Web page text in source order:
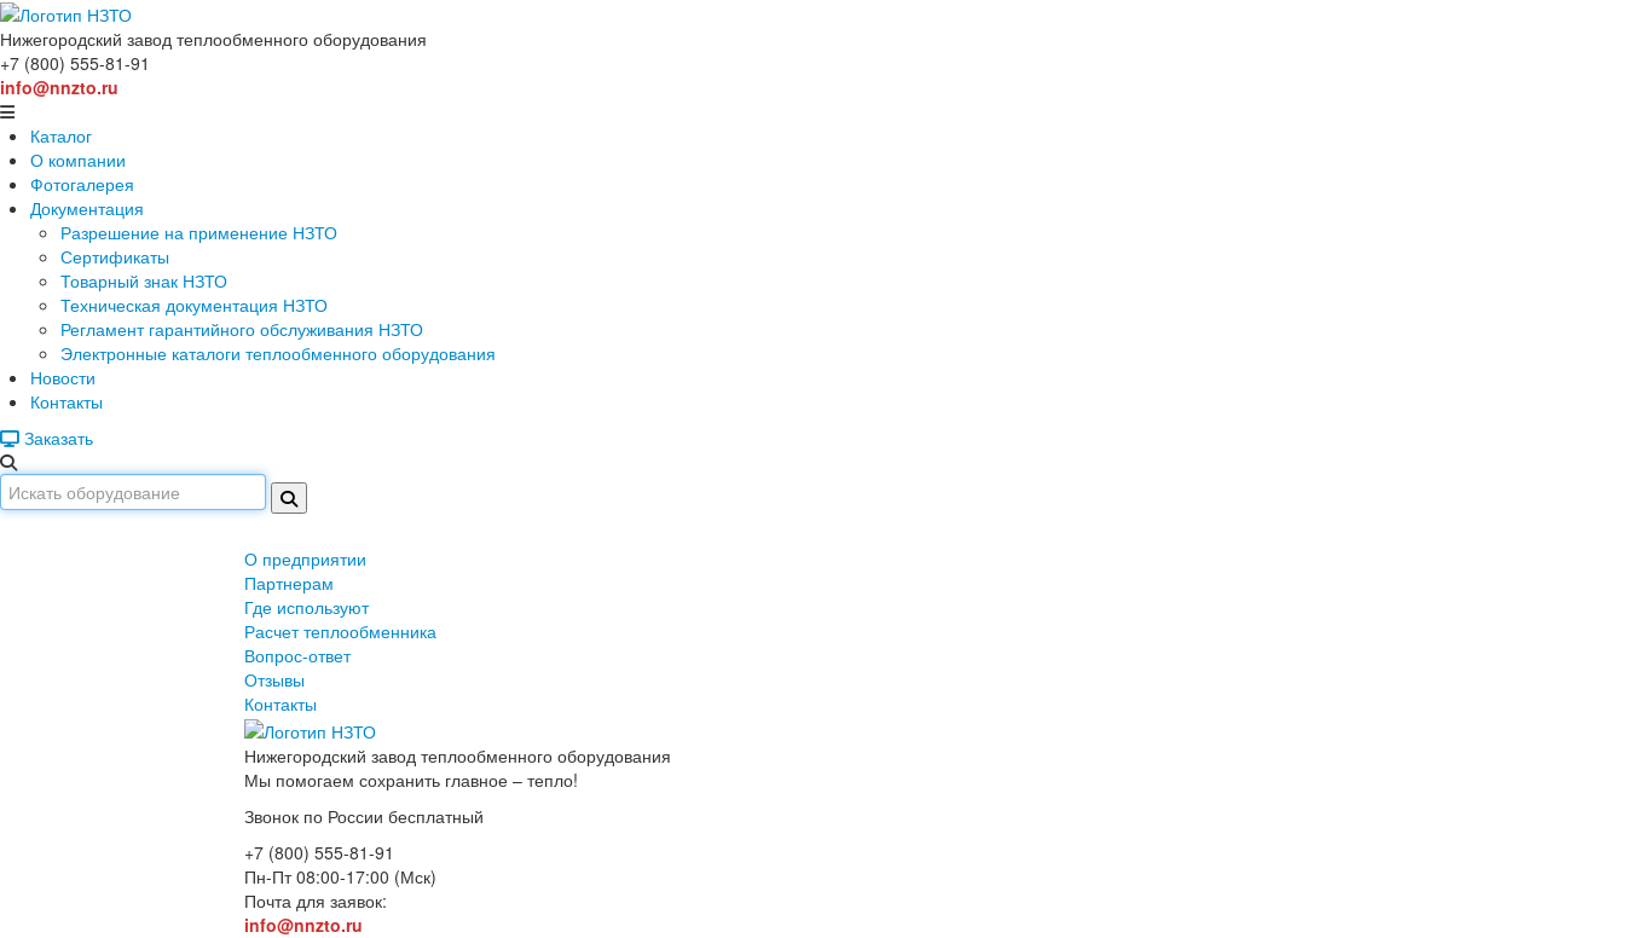
Нижегородский завод теплообменного оборудования
+7 (800) 555-81-91
info@nnzto.ru
Каталог
О компании
Фотогалерея
Документация
Разрешение на применение НЗТО
Сертификаты
Товарный знак НЗТО
Техническая документация НЗТО
Регламент гарантийного обслуживания НЗТО
Электронные каталоги теплообменного оборудования
Новости
Контакты
Заказать
О предприятии
Партнерам
Где используют
Расчет теплообменника
Вопрос-ответ
Отзывы
Контакты
Нижегородский завод теплообменного оборудования
Мы помогаем сохранить главное – тепло!
Звонок по России бесплатный
+7 (800) 555-81-91
Пн-Пт 08:00-17:00 (Мск)
Почта для заявок:
info@nnzto.ru